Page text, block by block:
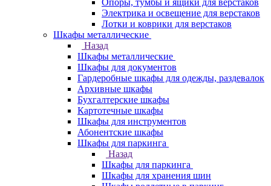
Опоры, тумбы и ящики для верстаков
Электрика и освещение для верстаков
Лотки и коврики для верстаков
Шкафы металлические
Назад
Шкафы металлические
Шкафы для документов
Гардеробные шкафы для одежды, раздевалок
Архивные шкафы
Бухгалтерские шкафы
Картотечные шкафы
Шкафы для инструментов
Абонентские шкафы
Шкафы для паркинга
Назад
Шкафы для паркинга
Шкафы для хранения шин